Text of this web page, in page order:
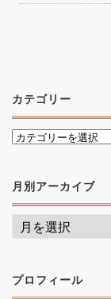
カテゴリー
月別アーカイブ
プロフィール